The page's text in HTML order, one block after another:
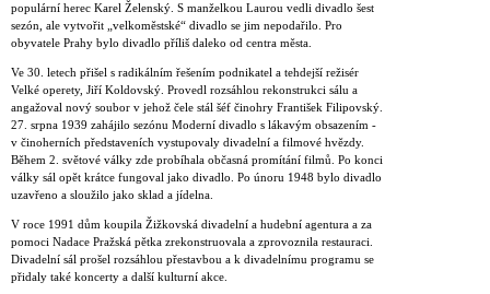
populární herec Karel Želenský. S manželkou Laurou vedli divadlo šest
sezón, ale vytvořit „velkoměstské“ divadlo se jim nepodařilo. Pro
obyvatele Prahy bylo divadlo příliš daleko od centra města.
Ve 30. letech přišel s radikálním řešením podnikatel a tehdejší režisér
Velké operety, Jiří Koldovský. Provedl rozsáhlou rekonstrukci sálu a
angažoval nový soubor v jehož čele stál šéf činohry František Filipovský.
27. srpna 1939 zahájilo sezónu Moderní divadlo s lákavým obsazením -
v činoherních představeních vystupovaly divadelní a filmové hvězdy.
Během 2. světové války zde probíhala občasná promítání filmů. Po konci
války sál opět krátce fungoval jako divadlo. Po únoru 1948 bylo divadlo
uzavřeno a sloužilo jako sklad a jídelna.
V roce 1991 dům koupila Žižkovská divadelní a hudební agentura a za
pomoci Nadace Pražská pětka zrekonstruovala a zprovoznila restauraci.
Divadelní sál prošel rozsáhlou přestavbou a k divadelnímu programu se
přidaly také koncerty a další kulturní akce.